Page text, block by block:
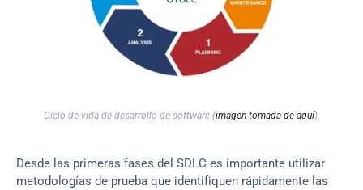
Ciclo de vida de desarrollo de software (imagen tomada de aquí).
Desde las primeras fases del SDLC es importante utilizar
metodologías de prueba que identifiquen rápidamente las